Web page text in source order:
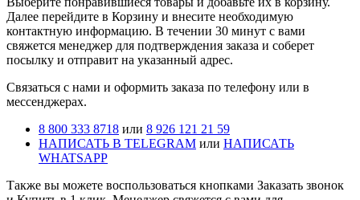
Далее перейдите в Корзину и внесите необходимую
контактную информацию. В течении 30 минут с вами
свяжется менеджер для подтверждения заказа и соберет
посылку и отправит на указанный адрес.
Cвязаться с нами и оформить заказа по телефону или в
мессенджерах.
8 800 333 8718 или 8 926 121 21 59
НАПИСАТЬ В TELEGRAM или НАПИСАТЬ
WHATSAPP
Также вы можете воспользоваться кнопками Заказать звонок